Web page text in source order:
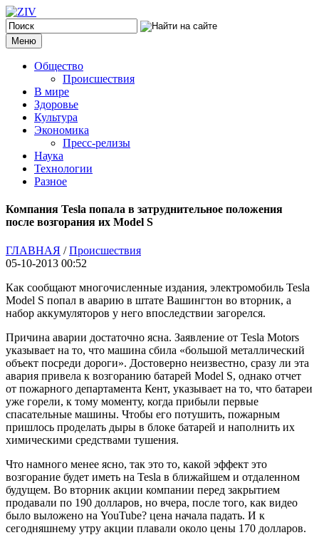
Меню
Общество
Происшествия
В мире
Здоровье
Культура
Экономика
Пресс-релизы
Наука
Технологии
Разное
Компания Tesla попала в затруднительное положения
после возгорания их Model S
ГЛАВНАЯ /Происшествия
05-10-2013 00:52
Как сообщают многочисленные издания, электромобиль Tesla
Model S попал в аварию в штате Вашингтон во вторник, а
набор аккумуляторов у него впоследствии загорелся.
Причина аварии достаточно ясна. Заявление от Tesla Motors
указывает на то, что машина сбила «большой металлический
объект посреди дороги». Достоверно неизвестно, сразу ли эта
авария привела к возгоранию батарей Model S, однако отчет
от пожарного департамента Кент, указывает на то, что батареи
уже горели, к тому моменту, когда прибыли первые
спасательные машины. Чтобы его потушить, пожарным
пришлось проделать дыры в блоке батарей и наполнить их
химическими средствами тушения.
Что намного менее ясно, так это то, какой эффект это
возгорание будет иметь на Tesla в ближайшем и отдаленном
будущем. Во вторник акции компании перед закрытием
продавали по 190 долларов, но вчера, после того, как видео
было выложено на YouTube? цена начала падать. И к
сегодняшнему утру акции плавали около цены 170 долларов.